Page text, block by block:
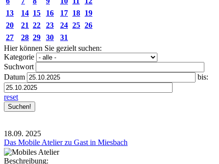
13
14 15 16 17 18 19
20
21 22 23 24 25 26
27
28 29 30
31
Hier können Sie gezielt suchen:
Kategorie
Suchwort
Datum
bis:
reset
18.09. 2025
Das Mobile Atelier zu Gast in Miesbach
Beschreibung: